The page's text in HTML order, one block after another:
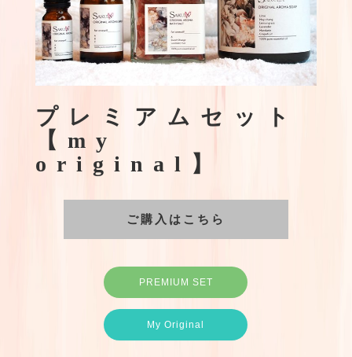
プレミアムセット
【my
original】
ご購入はこちら
PREMIUM SET
My Original